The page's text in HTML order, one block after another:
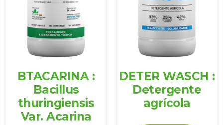
BTACARINA :
Bacillus
thuringiensis
Var. Acarina
DETER WASCH :
Detergente
agrícola